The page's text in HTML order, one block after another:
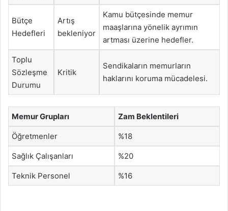
Bütçe
Hedefleri
Artış
bekleniyor
Kamu bütçesinde memur
maaşlarına yönelik ayrımın
artması üzerine hedefler.
Toplu
Sözleşme
Durumu
Kritik
Sendikaların memurların
haklarını koruma mücadelesi.
Memur Grupları Zam Beklentileri
Öğretmenler %18
Sağlık Çalışanları %20
Teknik Personel %16